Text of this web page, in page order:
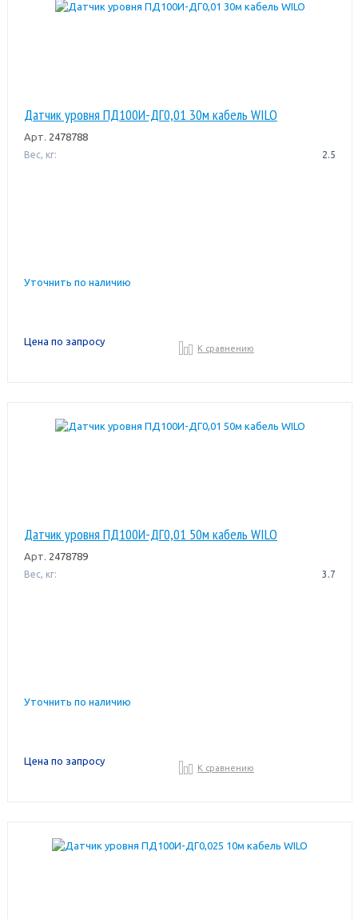
Датчик уровня ПД100И-ДГ0,01 30м кабель WILO
Арт. 2478788
Вес, кг: 2.5
Уточнить по наличию
Цена по запросу
К сравнению
Датчик уровня ПД100И-ДГ0,01 50м кабель WILO
Арт. 2478789
Вес, кг: 3.7
Уточнить по наличию
Цена по запросу
К сравнению